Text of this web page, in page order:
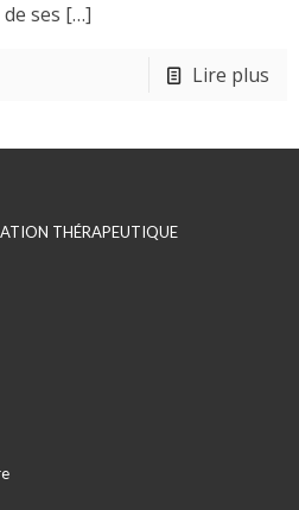
ses […]
Lire plus
THÉRAPEUTIQUE